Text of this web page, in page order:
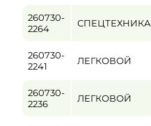
260730-
2264
СПЕЦТЕХНИКА
260730-
2241
ЛЕГКОВОЙ
260730-
2236
ЛЕГКОВОЙ